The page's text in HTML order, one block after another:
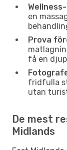
en
Prova
få en
fridfulla
utan
De mest
Midlands